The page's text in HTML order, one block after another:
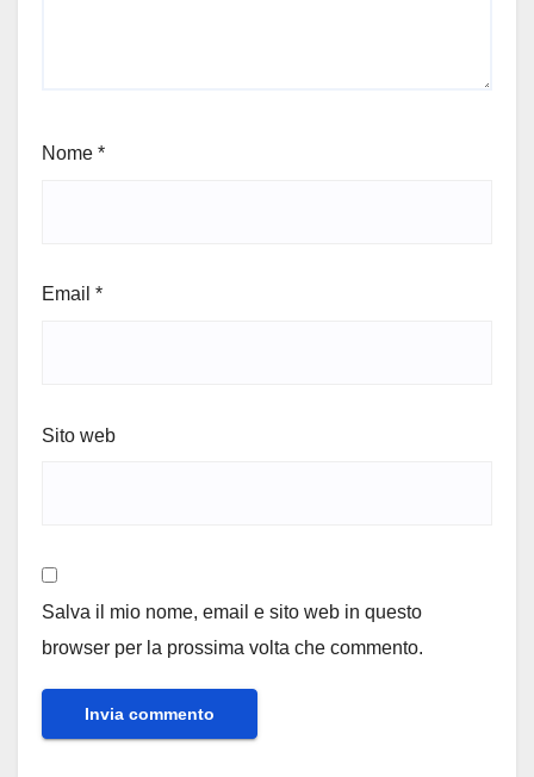
Nome *
Email *
Sito web
Salva il mio nome, email e sito web in questo
browser per la prossima volta che commento.